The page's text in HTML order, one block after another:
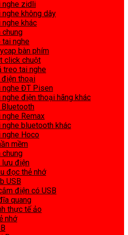
nghe zidli
nghe không dây
nghe khác
chung
tai nghe
bàn phím
click chuột
treo tai nghe
điện thoại
nghe ĐT Pisen
nghe điện thoại hãng khác
Bluetooth
nghe Remax
nghe bluetooth khác
nghe Hoco
mềm
chung
lưu điện
đọc thẻ nhớ
USB
điện có USB
quang
thực tế ảo
nhớ